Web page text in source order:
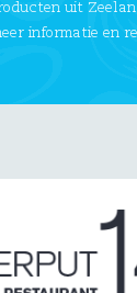
uit
informatie en